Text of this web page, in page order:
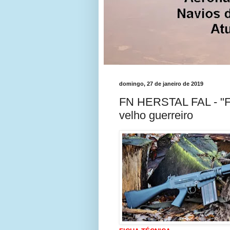
domingo, 27 de janeiro de 2019
FN HERSTAL FAL -
velho guerreiro